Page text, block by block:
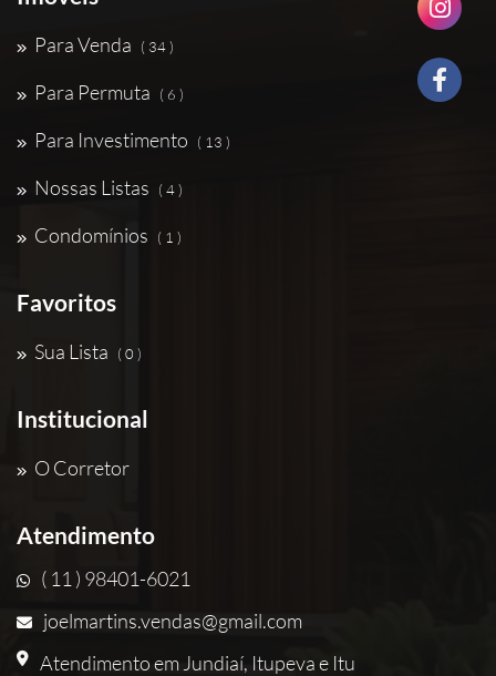
Para Venda ( 34 )
Para Permuta ( 6 )
Para Investimento ( 13 )
Nossas Listas ( 4 )
Condomínios ( 1 )
Favoritos
Sua Lista ( 0 )
Institucional
O Corretor
Atendimento
( 11 ) 98401-6021
joelmartins.vendas@gmail.com
Atendimento em Jundiaí, Itupeva e Itu